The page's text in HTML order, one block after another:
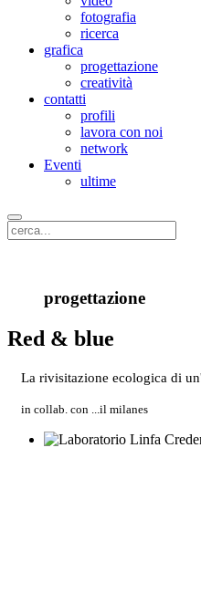
fotografia
ricerca
grafica
progettazione
creatività
contatti
profili
lavora con noi
network
Eventi
ultime
progettazione
Red & blue
La rivisitazione ecologica di
in collab. con ...il milanes